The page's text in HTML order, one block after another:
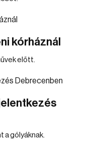
kórháznál
előtt.
a gólyáknak.